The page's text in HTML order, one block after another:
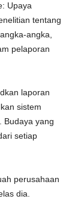
Upaya
tentang
angka,
pelaporan
laporan
sistem
. Budaya yang
setiap
perusahaan
dia.